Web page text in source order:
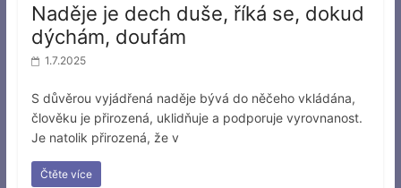
Naděje je dech duše, říká se, dokud
dýchám, doufám
1.7.2025
S důvěrou vyjádřená naděje bývá do něčeho vkládána,
člověku je přirozená, uklidňuje a podporuje vyrovnanost.
Je natolik přirozená, že v
Čtěte více